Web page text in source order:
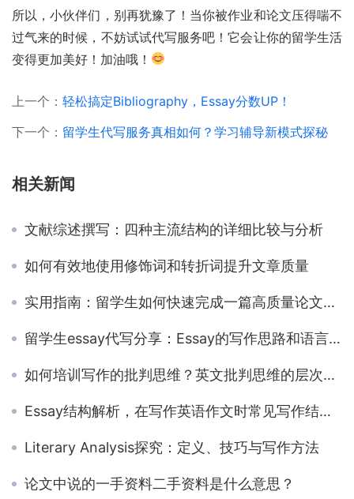
所以，小伙伴们，别再犹豫了！当你被作业和论文压得喘不
过气来的时候，不妨试试代写服务吧！它会让你的留学生活
变得更加美好！加油哦！
上一个： 轻松搞定Bibliography，Essay分数UP！
下一个： 留学生代写服务真相如何？学习辅导新模式探秘
相关新闻
文献综述撰写：四种主流结构的详细比较与分析
如何有效地使用修饰词和转折词提升文章质量
实用指南：留学生如何快速完成一篇高质量论文作业？
留学生essay代写分享：Essay的写作思路和语言表达要怎么做呢？
如何培训写作的批判思维？英文批判思维的层次及应用
Essay结构解析，在写作英语作文时常见写作结构整理
Literary Analysis探究：定义、技巧与写作方法
论文中说的一手资料二手资料是什么意思？